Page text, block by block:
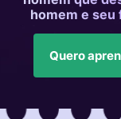
homem e seu
Quero